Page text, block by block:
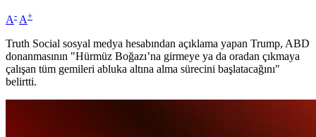
A- A+
Truth Social sosyal medya hesabından açıklama yapan Trump, ABD
donanmasının "Hürmüz Boğazı’na girmeye ya da oradan çıkmaya
çalışan tüm gemileri abluka altına alma sürecini başlatacağını"
belirtti.